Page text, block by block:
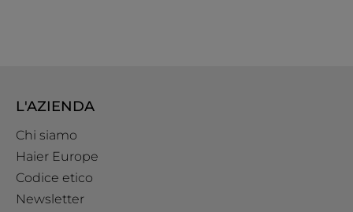
L'AZIENDA
Chi siamo
Haier Europe
Codice etico
Newsletter